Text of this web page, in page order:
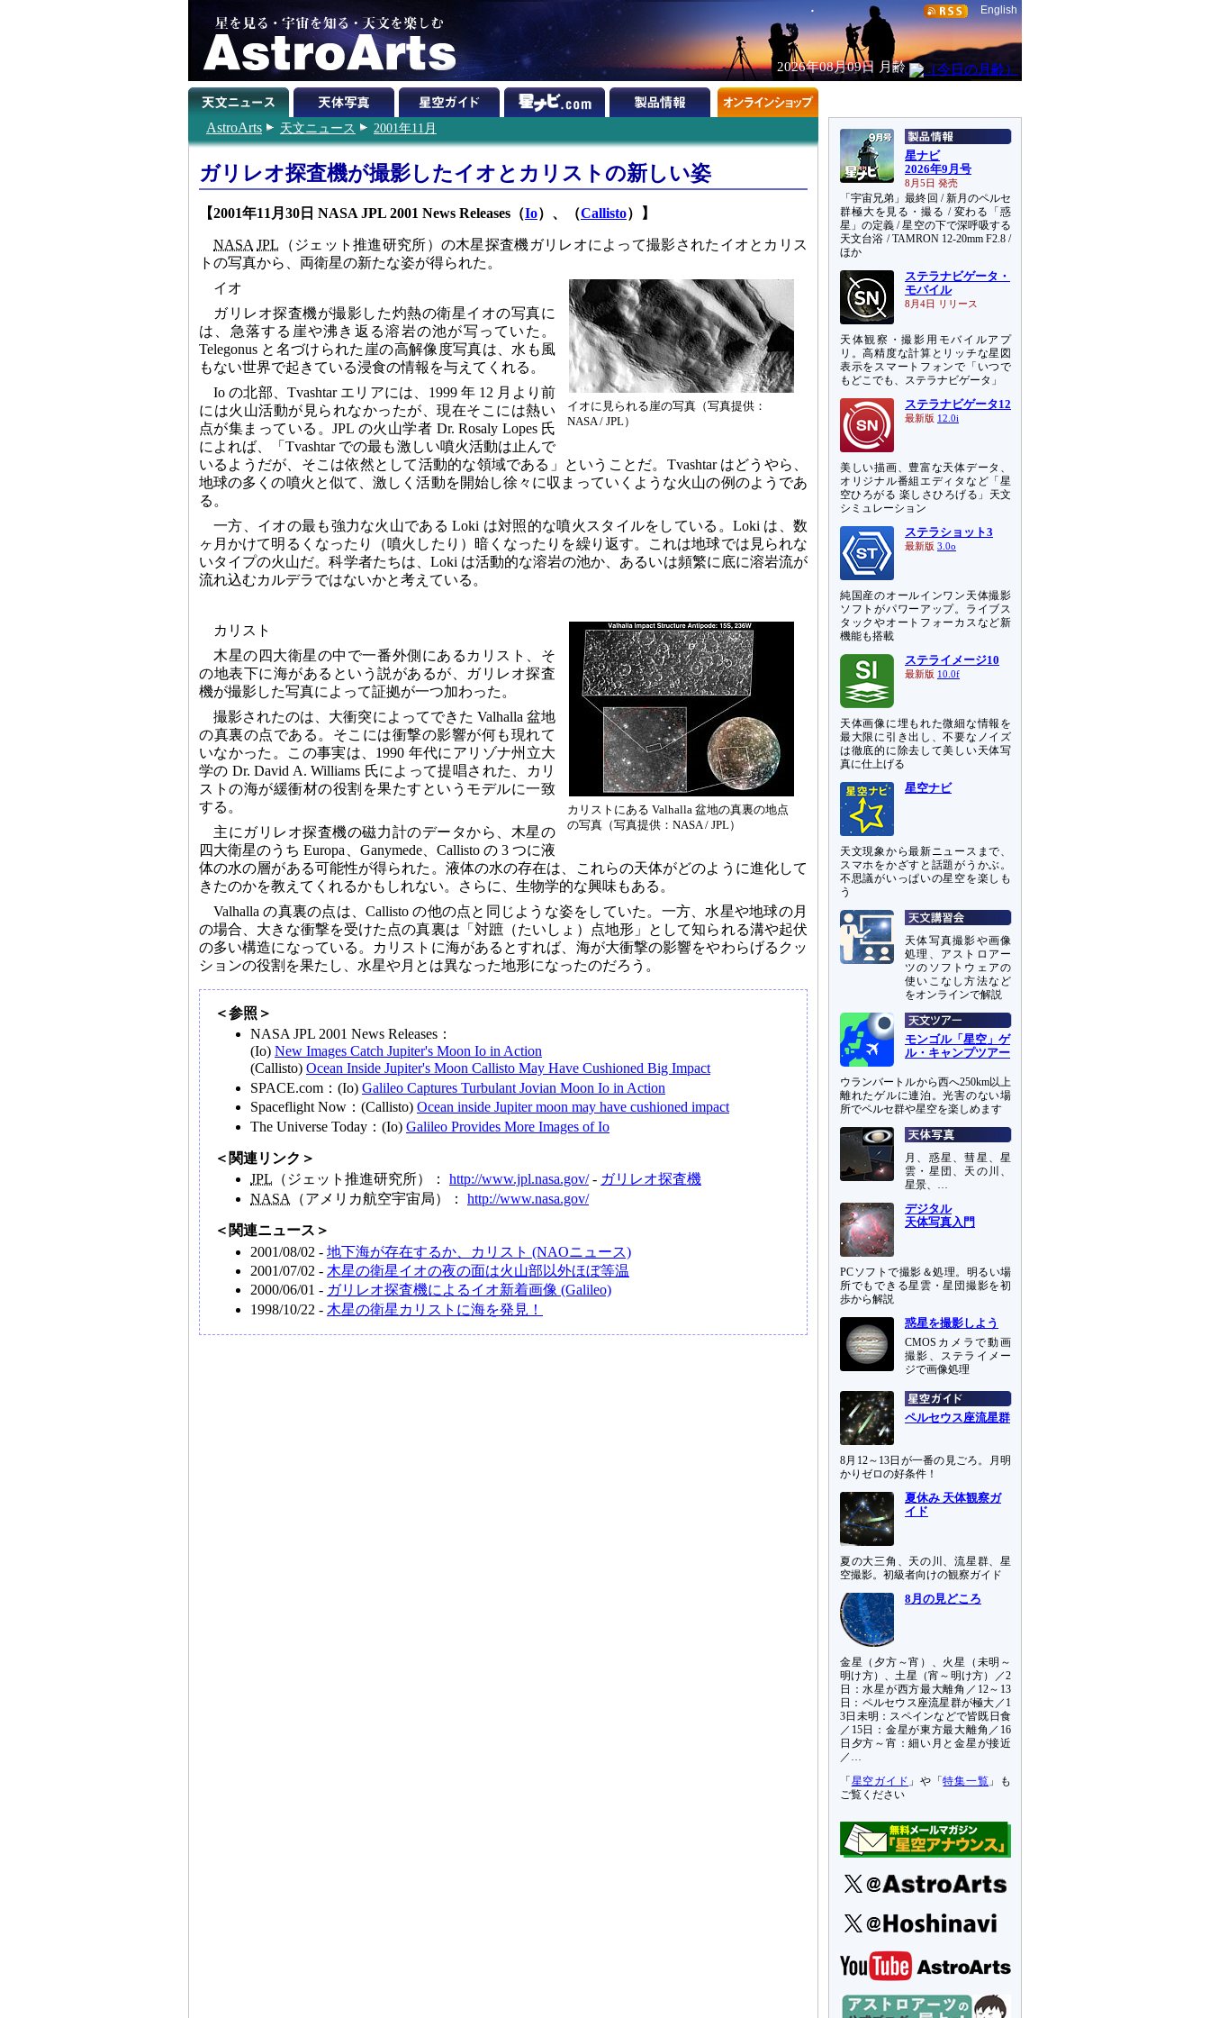
English
2026年08月09日 月齢
AstroArts 天文ニュース 2001年11月
ガリレオ探査機が撮影したイオとカリストの新しい姿
【2001年11月30日 NASA JPL 2001 News Releases（Io）、（Callisto）】
NASA JPL （ジェット推進研究所）の木星探査機ガリレオによって撮影されたイオとカリス
トの写真から、両衛星の新たな姿が得られた。
イオに見られる崖の写真（写真提供：
NASA / JPL）
イオ
ガリレオ探査機が撮影した灼熱の衛星イオの写真に
は、急落する崖や沸き返る溶岩の池が写っていた。
Telegonus と名づけられた崖の高解像度写真は、水も風
もない世界で起きている浸食の情報を与えてくれる。
Io の北部、Tvashtar エリアには、1999 年 12 月より前
には火山活動が見られなかったが、現在そこには熱い
点が集まっている。JPL の火山学者 Dr. Rosaly Lopes 氏
によれば、「Tvashtar での最も激しい噴火活動は止んで
いるようだが、そこは依然として活動的な領域である」ということだ。Tvashtar はどうやら、
地球の多くの噴火と似て、激しく活動を開始し徐々に収まっていくような火山の例のようであ
る。
一方、イオの最も強力な火山である Loki は対照的な噴火スタイルをしている。Loki は、数
ヶ月かけて明るくなったり（噴火したり）暗くなったりを繰り返す。これは地球では見られな
いタイプの火山だ。科学者たちは、Loki は活動的な溶岩の池か、あるいは頻繁に底に溶岩流が
流れ込むカルデラではないかと考えている。
カリストにある Valhalla 盆地の真裏の地点
の写真（写真提供：NASA / JPL）
カリスト
木星の四大衛星の中で一番外側にあるカリスト、そ
の地表下に海があるという説があるが、ガリレオ探査
機が撮影した写真によって証拠が一つ加わった。
撮影されたのは、大衝突によってできた Valhalla 盆地
の真裏の点である。そこには衝撃の影響が何も現れて
いなかった。この事実は、1990 年代にアリゾナ州立大
学の Dr. David A. Williams 氏によって提唱された、カリ
ストの海が緩衝材の役割を果たすというモデルに一致
する。
主にガリレオ探査機の磁力計のデータから、木星の
四大衛星のうち Europa、Ganymede、Callisto の 3 つに液
体の水の層がある可能性が得られた。液体の水の存在は、これらの天体がどのように進化して
きたのかを教えてくれるかもしれない。さらに、生物学的な興味もある。
Valhalla の真裏の点は、Callisto の他の点と同じような姿をしていた。一方、水星や地球の月
の場合、大きな衝撃を受けた点の真裏は「対蹠（たいしょ）点地形」として知られる溝や起伏
の多い構造になっている。カリストに海があるとすれば、海が大衝撃の影響をやわらげるクッ
ションの役割を果たし、水星や月とは異なった地形になったのだろう。
＜参照＞
NASA JPL 2001 News Releases：
(Io) New Images Catch Jupiter's Moon Io in Action
(Callisto) Ocean Inside Jupiter's Moon Callisto May Have Cushioned Big Impact
SPACE.com：(Io) Galileo Captures Turbulant Jovian Moon Io in Action
Spaceflight Now：(Callisto) Ocean inside Jupiter moon may have cushioned impact
The Universe Today：(Io) Galileo Provides More Images of Io
＜関連リンク＞
JPL （ジェット推進研究所）： http://www.jpl.nasa.gov/- ガリレオ探査機
NASA
（アメリカ航空宇宙局）： http://www.nasa.gov/
＜関連ニュース＞
2001/08/02 - 地下海が存在するか、カリスト (NAOニュース)
2001/07/02 - 木星の衛星イオの夜の面は火山部以外ほぼ等温
2000/06/01 - ガリレオ探査機によるイオ新着画像 (Galileo)
1998/10/22 - 木星の衛星カリストに海を発見！
星ナビ
2026年9月号
8月5日 発売
「宇宙兄弟」最終回 / 新月のペルセ
群極大を見る・撮る / 変わる「惑
星」の定義 / 星空の下で深呼吸する
天文台浴 / TAMRON 12-20mm F2.8 /
ほか
ステラナビゲータ・
モバイル
8月4日 リリース
天体観察・撮影用モバイルアプ
リ。高精度な計算とリッチな星図
表示をスマートフォンで「いつで
もどこでも、ステラナビゲータ」
ステラナビゲータ12
最新版 12.0i
美しい描画、豊富な天体データ、
オリジナル番組エディタなど「星
空ひろがる 楽しさひろげる」天文
シミュレーション
ステラショット3
最新版 3.0o
純国産のオールインワン天体撮影
ソフトがパワーアップ。ライブス
タックやオートフォーカスなど新
機能も搭載
ステライメージ10
最新版 10.0f
天体画像に埋もれた微細な情報を
最大限に引き出し、不要なノイズ
は徹底的に除去して美しい天体写
真に仕上げる
星空ナビ
天文現象から最新ニュースまで、
スマホをかざすと話題がうかぶ。
不思議がいっぱいの星空を楽しも
う
天体写真撮影や画像
処理、アストロアー
ツのソフトウェアの
使いこなし方法など
をオンラインで解説
モンゴル「星空」ゲ
ル・キャンプツアー
ウランバートルから西へ250km以上
離れたゲルに連泊。光害のない場
所でペルセ群や星空を楽しめます
月、惑星、彗星、星
雲・星団、天の川、
星景、…
デジタル
天体写真入門
PCソフトで撮影＆処理。明るい場
所でもできる星雲・星団撮影を初
歩から解説
惑星を撮影しよう
CMOSカメラで動画
撮影、ステライメー
ジで画像処理
ペルセウス座流星群
8月12～13日が一番の見ごろ。月明
かりゼロの好条件！
夏休み 天体観察ガ
イド
夏の大三角、天の川、流星群、星
空撮影。初級者向けの観察ガイド
8月の見どころ
金星（夕方～宵）、火星（未明～
明け方）、土星（宵～明け方）／2
日：水星が西方最大離角／12～13
日：ペルセウス座流星群が極大／1
3日未明：スペインなどで皆既日食
／15日：金星が東方最大離角／16
日夕方～宵：細い月と金星が接近
／…
「 星空ガイド 」や「特集一覧 」も
ご覧ください